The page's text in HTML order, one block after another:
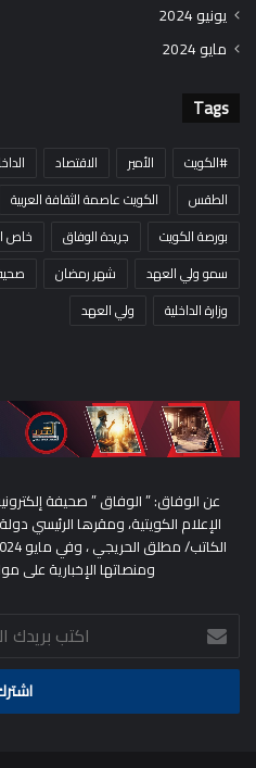
يونيو 2024
مايو 2024
Tags
#الكويت الأمير الاقتصاد
الطقس
الكويت عاصمة الثقافة العربية
بورصة الكويت
جريدة الوفاق خاص
سمو ولي العهد
شهر رمضان
وزارة الداخلية
ولي العهد
عن الوفاق: ” الوفاق ” صحيفة
الإعلام الكويتية، ومقرها الرئيسي
ومنصاتها الإخبارية على
اكتب
بريدك
الالكتروني